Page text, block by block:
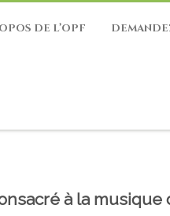
DE L’OPF
à la musique